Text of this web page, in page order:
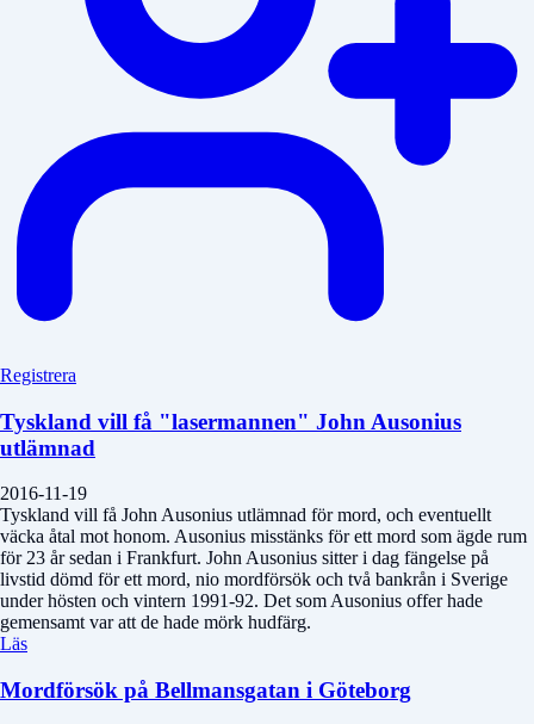
Registrera
Tyskland vill få "lasermannen" John Ausonius
utlämnad
2016-11-19
Tyskland vill få John Ausonius utlämnad för mord, och eventuellt
väcka åtal mot honom. Ausonius misstänks för ett mord som ägde rum
för 23 år sedan i Frankfurt. John Ausonius sitter i dag fängelse på
livstid dömd för ett mord, nio mordförsök och två bankrån i Sverige
under hösten och vintern 1991-92. Det som Ausonius offer hade
gemensamt var att de hade mörk hudfärg.
Läs
Mordförsök på Bellmansgatan i Göteborg